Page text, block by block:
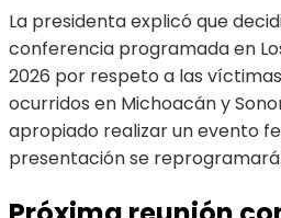
La presidenta explicó que
conferencia programada en
2026 por respeto a las
ocurridos en Michoacán y
apropiado realizar un evento
presentación se reprogramará.